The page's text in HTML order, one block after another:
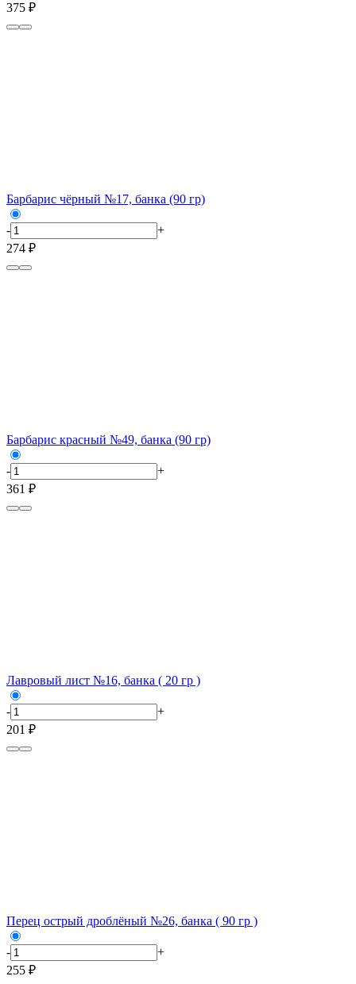
375 ₽
Барбарис чёрный №17, банка (90 гр)
-
+
274 ₽
Барбарис красный №49, банка (90 гр)
-
+
361 ₽
Лавровый лист №16, банка ( 20 гр )
-
+
201 ₽
Перец острый дроблёный №26, банка ( 90 гр )
-
+
255 ₽